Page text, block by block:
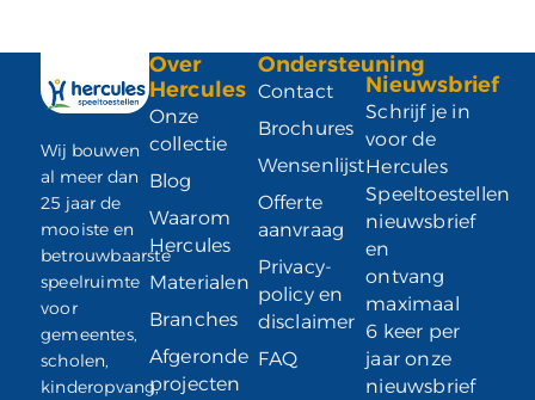
Wij bouwen
al meer dan
25 jaar de
mooiste en
betrouwbaarste
speelruimte
voor
gemeentes,
scholen,
kinderopvang,
Over
Hercules
Onze
collectie
Blog
Waarom
Hercules
Materialen
Branches
Afgeronde
projecten
Ondersteuning
Contact
Brochures
Wensenlijst
Offerte
aanvraag
Privacy-
policy en
disclaimer
FAQ
Nieuwsbrief
Schrijf je in
voor de
Hercules
Speeltoestellen
nieuwsbrief
en
ontvang
maximaal
6 keer per
jaar onze
nieuwsbrief